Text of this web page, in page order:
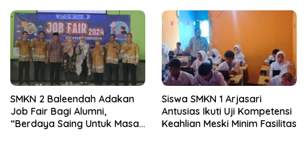
SMKN 2 Baleendah Adakan
Job Fair Bagi Alumni,
“Berdaya Saing Untuk Masa
Siswa SMKN 1 Arjasari
Antusias Ikuti Uji Kompetensi
Keahlian Meski Minim Fasilitas